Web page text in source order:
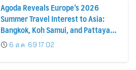
Agoda Reveals Europe’s 2026
Summer Travel Interest to Asia:
Bangkok, Koh Samui, and Pattaya
Among the Top Cities
6 ส.ค. 69 17:02